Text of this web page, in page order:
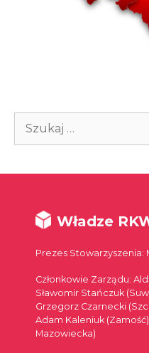
Szukaj:
Władze
Prezes Stowarzyszenia:
Członkowie Zarządu:
Sławomir Stańczuk
Grzegorz Czarnecki
Adam Kaleniuk
Mazowiecka)